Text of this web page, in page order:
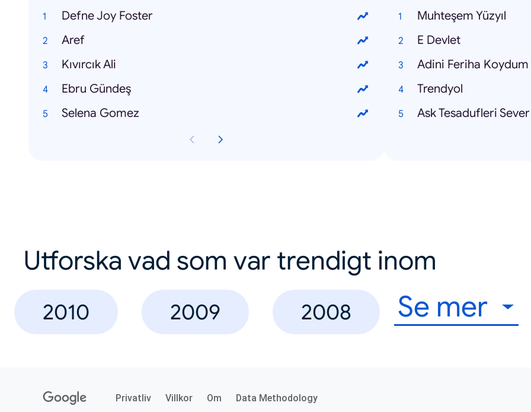
Defne Joy Foster
Aref
Kıvırcık Ali
Ebru Gündeş
Selena Gomez
Muhteşem Yüzyıl
E Devlet
Adini Feriha Koydum
Trendyol
Ask Tesadufleri Sever
Utforska vad som var trendigt inom
2010 2009 2008 Se mer
Privatliv Villkor Om Data Methodology